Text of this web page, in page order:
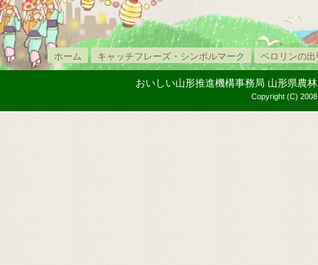
ホーム キャッチフレーズ・シンボルマーク ペロリンの
おいしい山形推進機構事務局 山形県
Copyright (C)